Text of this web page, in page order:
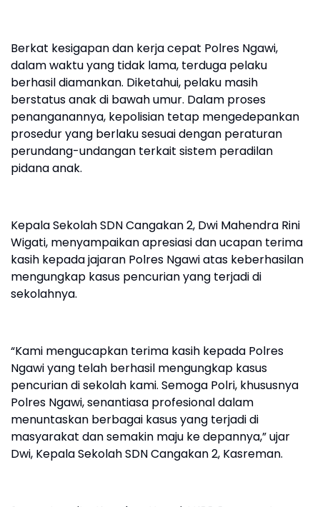
Berkat kesigapan dan kerja cepat Polres Ngawi,
dalam waktu yang tidak lama, terduga pelaku
berhasil diamankan. Diketahui, pelaku masih
berstatus anak di bawah umur. Dalam proses
penanganannya, kepolisian tetap mengedepankan
prosedur yang berlaku sesuai dengan peraturan
perundang-undangan terkait sistem peradilan
pidana anak.
Kepala Sekolah SDN Cangakan 2, Dwi Mahendra Rini
Wigati, menyampaikan apresiasi dan ucapan terima
kasih kepada jajaran Polres Ngawi atas keberhasilan
mengungkap kasus pencurian yang terjadi di
sekolahnya.
“Kami mengucapkan terima kasih kepada Polres
Ngawi yang telah berhasil mengungkap kasus
pencurian di sekolah kami. Semoga Polri, khususnya
Polres Ngawi, senantiasa profesional dalam
menuntaskan berbagai kasus yang terjadi di
masyarakat dan semakin maju ke depannya,” ujar
Dwi, Kepala Sekolah SDN Cangakan 2, Kasreman.